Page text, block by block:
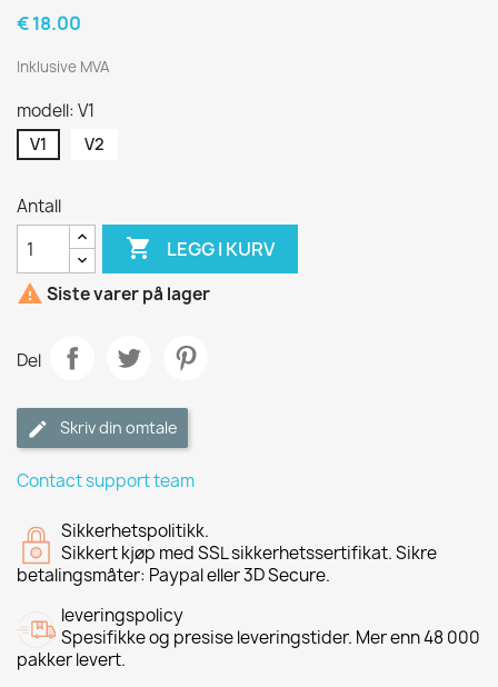
€ 18.00
Inklusive MVA
modell: V1
V1 V2
Antall
 LEGG I KURV
 Siste varer på lager
Del
Skriv din omtale
Contact support team
Sikkerhetspolitikk.
Sikkert kjøp med SSL sikkerhetssertifikat. Sikre
betalingsmåter: Paypal eller 3D Secure.
leveringspolicy
Spesifikke og presise leveringstider. Mer enn 48 000
pakker levert.